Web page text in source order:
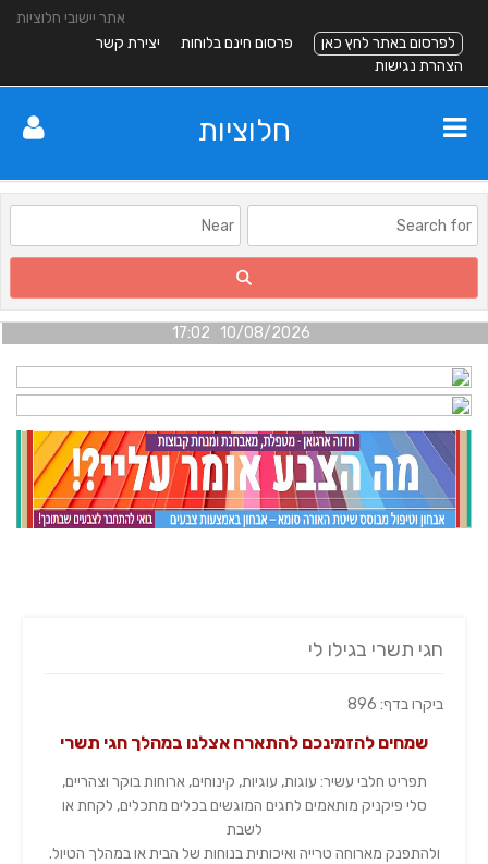
אתר יישובי חלוציות
לפרסום באתר לחץ כאן
פרסום חינם בלוחות
יצירת קשר
הצהרת נגישות
חלוציות
10/08/2026 17:02
חגי תשרי בגילו לי
ביקרו בדף: 896
שמחים להזמינכם להתארח אצלנו במהלך חגי תשרי
תפריט חלבי עשיר: עוגות, עוגיות, קינוחים, ארוחות בוקר וצהריים,
סלי פיקניק מותאמים לחגים המוגשים בכלים מתכלים, לקחת או
לשבת
ולהתפנק מארוחה טרייה ואיכותית בנוחות של הבית או במהלך הטיול.